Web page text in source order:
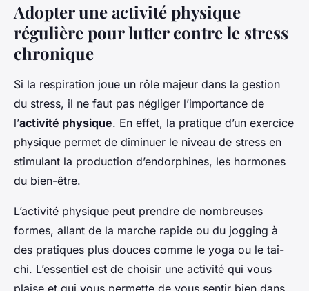
Adopter une activité physique
régulière pour lutter contre le stress
chronique
Si la respiration joue un rôle majeur dans la gestion
du stress, il ne faut pas négliger l’importance de
l’activité physique. En effet, la pratique d’un exercice
physique permet de diminuer le niveau de stress en
stimulant la production d’endorphines, les hormones
du bien-être.
L’activité physique peut prendre de nombreuses
formes, allant de la marche rapide ou du jogging à
des pratiques plus douces comme le yoga ou le tai-
chi. L’essentiel est de choisir une activité qui vous